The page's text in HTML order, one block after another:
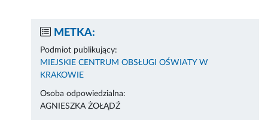
METKA:
Podmiot publikujący:
MIEJSKIE CENTRUM OBSŁUGI OŚWIATY W
KRAKOWIE
Osoba odpowiedzialna:
AGNIESZKA ŻOŁĄDŹ